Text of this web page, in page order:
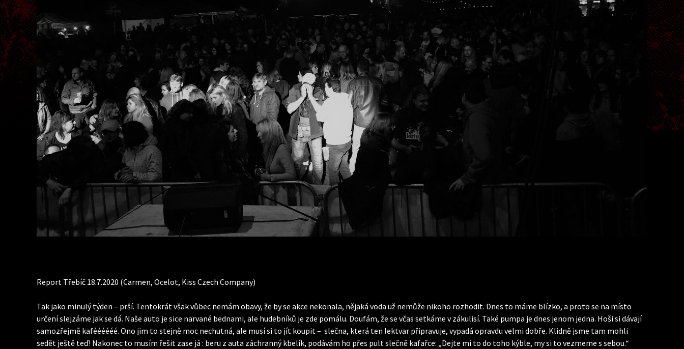
Report Třebíč 18.7.2020 (Carmen, Ocelot, Kiss Czech Company)
Tak jako minulý týden – prší. Tentokrát však vůbec nemám obavy, že by se akce nekonala, nějaká voda už nemůže nikoho rozhodit. Dnes to máme blízko, a proto se na místo
určení slejzáme jak se dá. Naše auto je sice narvané bednami, ale hudebníků je zde pomálu. Doufám, že se včas setkáme v zákulisí. Také pumpa je dnes jenom jedna. Hoši si dávají
samozřejmě kaféééééé. Ono jim to stejně moc nechutná, ale musí si to jít koupit – slečna, která ten lektvar připravuje, vypadá opravdu velmi dobře. Klidně jsme tam mohli
sedět ještě teď! Nakonec to musím řešit zase já : beru z auta záchranný kbelík, podávám ho přes pult slečně kafařce: „Dejte mi to do toho kýble, my si to vezmeme s sebou.“